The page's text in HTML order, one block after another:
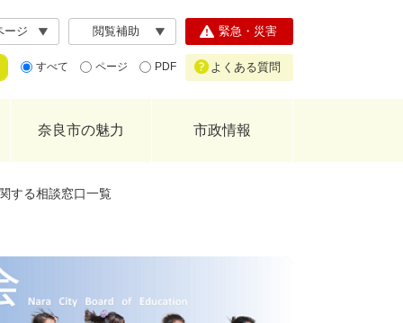
ージ 閲覧補助
すべて ページ PDF
緊急・災害
よくある質問
奈良市の魅力 市政情報
する相談窓口一覧